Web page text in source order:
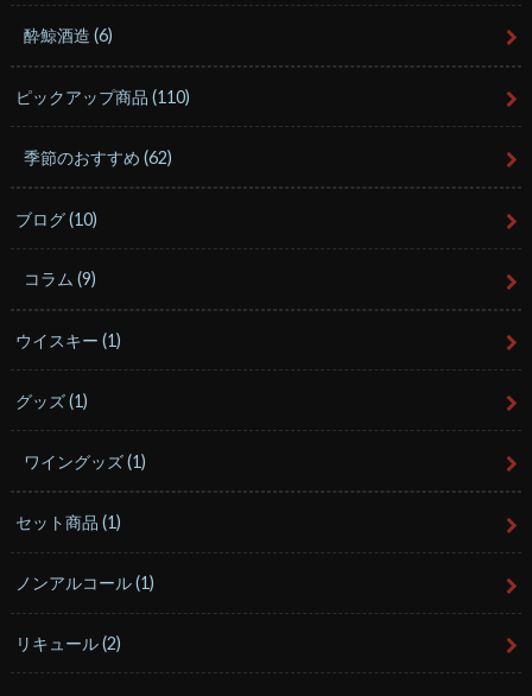
酔鯨酒造(6)
ピックアップ商品(110)
季節のおすすめ(62)
ブログ(10)
コラム(9)
ウイスキー(1)
グッズ(1)
ワイングッズ(1)
セット商品(1)
ノンアルコール(1)
リキュール(2)